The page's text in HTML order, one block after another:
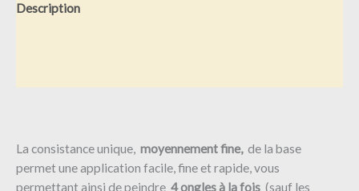
Description
La consistance unique, moyennement fine, de la base
permet une application facile, fine et rapide, vous
permettant ainsi de peindre 4 ongles à la fois (sauf les